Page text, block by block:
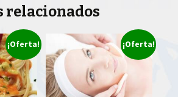
relacionados
¡Oferta! ¡Oferta!